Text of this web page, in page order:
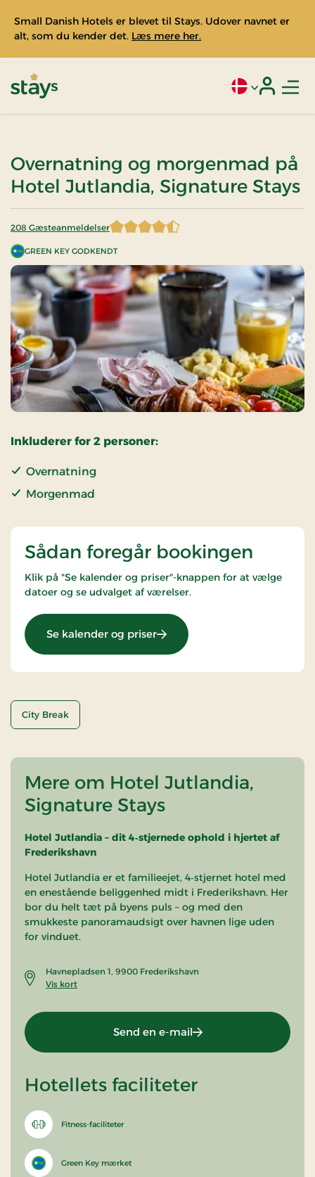
Small Danish Hotels er blevet til Stays. Udover navnet er
alt, som du kender det. Læs mere her.
Aktivt sprog:
Overnatning og morgenmad på
Hotel Jutlandia, Signature Stays
GREEN KEY GODKENDT
208 Gæsteanmeldelser
4,449519 af 5 stjerner
Inkluderer for 2 personer:
Overnatning
Morgenmad
Sådan foregår bookingen
Klik på "Se kalender og priser"-knappen for at vælge
datoer og se udvalget af værelser.
Se kalender og priser: Overnatning og morgenmad
City Break
Mere om Hotel Jutlandia,
Signature Stays
Hotel Jutlandia – dit 4‑stjernede ophold i hjertet af
Frederikshavn
Hotel Jutlandia er et familieejet, 4‑stjernet hotel med
en enestående beliggenhed midt i Frederikshavn. Her
bor du helt tæt på byens puls – og med den
smukkeste panoramaudsigt over havnen lige uden
for vinduet.
Havnepladsen 1, 9900 Frederikshavn
Vis kort
Send en e-mail
Hotellets faciliteter
Fitness-faciliteter
Green Key mærket